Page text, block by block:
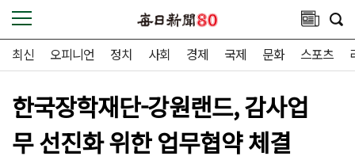
최신 오피니언 정치 사회 경제 국제 문화 스포츠
한국장학재단-강원랜드, 감사업
무 선진화 위한 업무협약 체결